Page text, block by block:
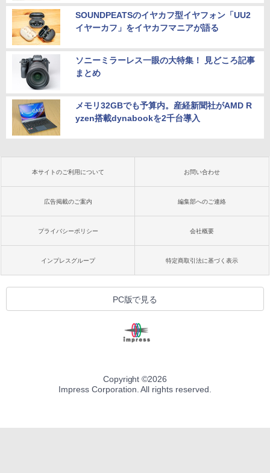
SOUNDPEATSのイヤカフ型イヤフォン「UU2
イヤーカフ」をイヤカフマニアが語る
ソニーミラーレス一眼の大特集！ 見どころ記事
まとめ
メモリ32GBでも予算内。産経新聞社がAMD R
yzen搭載dynabookを2千台導入
本サイトのご利用について お問い合わせ
広告掲載のご案内 編集部へのご連絡
プライバシーポリシー 会社概要
インプレスグループ 特定商取引法に基づく表示
PC版で見る
Copyright ©2026
Impress Corporation. All rights reserved.